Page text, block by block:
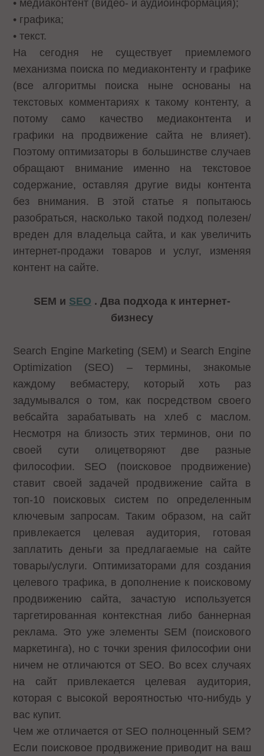
• медиаконтент (видео- и аудиоинформация);
• графика;
• текст.
На сегодня не существует приемлемого
механизма поиска по медиаконтенту и графике
(все алгоритмы поиска ныне основаны на
текстовых комментариях к такому контенту, а
потому само качество медиаконтента и
графики на продвижение сайта не влияет).
Поэтому оптимизаторы в большинстве случаев
обращают внимание именно на текстовое
содержание, оставляя другие виды контента
без внимания. В этой статье я попытаюсь
разобраться, насколько такой подход полезен/
вреден для владельца сайта, и как увеличить
интернет-продажи товаров и услуг, изменяя
контент на сайте.
SEM и SEO . Два подхода к интернет-
бизнесу
Search Engine Marketing (SEM) и Search Engine
Optimization (SEO) – термины, знакомые
каждому вебмастеру, который хоть раз
задумывался о том, как посредством своего
вебсайта зарабатывать на хлеб с маслом.
Несмотря на близость этих терминов, они по
своей сути олицетворяют две разные
философии. SEO (поисковое продвижение)
ставит своей задачей продвижение сайта в
топ-10 поисковых систем по определенным
ключевым запросам. Таким образом, на сайт
привлекается целевая аудитория, готовая
заплатить деньги за предлагаемые на сайте
товары/услуги. Оптимизаторами для создания
целевого трафика, в дополнение к поисковому
продвижению сайта, зачастую используется
таргетированная контекстная либо баннерная
реклама. Это уже элементы SEM (поискового
маркетинга), но с точки зрения философии они
ничем не отличаются от SEO. Во всех случаях
на сайт привлекается целевая аудитория,
которая с высокой вероятностью что-нибудь у
вас купит.
Чем же отличается от SEO полноценный SEM?
Если поисковое продвижение приводит на ваш